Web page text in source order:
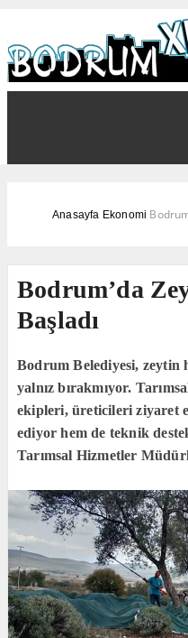
Anasayfa Ekonomi
Bodrum’da
Başladı
Bodrum Belediyesi, zeytin
yalnız bırakmıyor.
ekipleri, üreticileri ziyaret
ediyor hem de teknik
Tarımsal Hizmetler